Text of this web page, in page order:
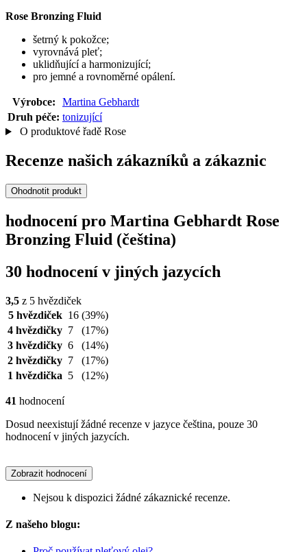
Rose Bronzing Fluid
šetrný k pokožce;
vyrovnává pleť;
uklidňující a harmonizující;
pro jemné a rovnoměrné opálení.
Výrobce:
Martina Gebhardt
Druh péče: tonizující
O produktové řadě Rose
Recenze našich zákazníků a zákaznic
Ohodnotit produkt
hodnocení pro Martina Gebhardt Rose
Bronzing Fluid (čeština)
30 hodnocení v jiných jazycích
3,5 z 5 hvězdiček
5 hvězdiček 16 (39%)
4 hvězdičky 7
(17%)
3 hvězdičky 6
(14%)
2 hvězdičky 7
(17%)
1 hvězdička 5 (12%)
41 hodnocení
Dosud neexistují žádné recenze v jazyce čeština, pouze 30
hodnocení v jiných jazycích.
Zobrazit hodnocení
Nejsou k dispozici žádné zákaznické recenze.
Z našeho blogu: